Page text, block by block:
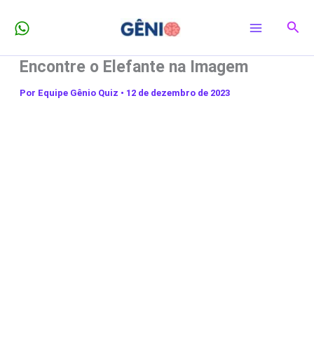
para
conteúdo
Encontre o Elefante na Imagem
Por Equipe Gênio Quiz • 12 de dezembro de 2023